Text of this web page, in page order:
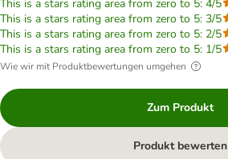
This is a stars rating area from zero to 5: 4/5
This is a stars rating area from zero to 5: 3/5
This is a stars rating area from zero to 5: 2/5
This is a stars rating area from zero to 5: 1/5
Wie wir mit Produktbewertungen umgehen
Zum Produkt
Produkt bewerten